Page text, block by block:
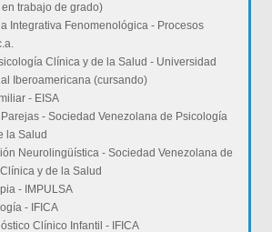
trabajo de grado)
Integrativa Fenomenológica - Procesos
Clínica y de la Salud - Universidad
Iberoamericana (cursando)
- EISA
- Sociedad Venezolana de Psicología
la Salud
Neurolingüística - Sociedad Venezolana de
y de la Salud
- IMPULSA
- IFICA
Clínico Infantil - IFICA